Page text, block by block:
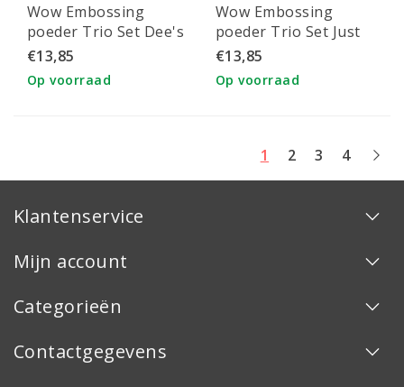
Wow Embossing
poeder Trio Set Dee's
Delight 3x15ml
€13,85
Op voorraad
Wow Embossing
poeder Trio Set Just
Desserts 3x15ml
€13,85
Op voorraad
1 2 3 4
Klantenservice
Mijn account
Categorieën
Contactgegevens